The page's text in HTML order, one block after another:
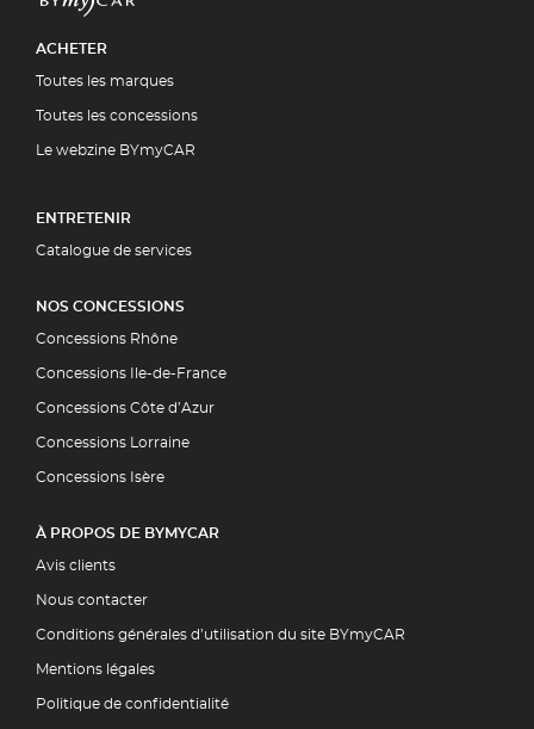
ACHETER
Toutes les marques
Toutes les concessions
Le webzine BYmyCAR
ENTRETENIR
Catalogue de services
NOS CONCESSIONS
Concessions Rhône
Concessions Ile-de-France
Concessions Côte d’Azur
Concessions Lorraine
Concessions Isère
À PROPOS DE BYMYCAR
Avis clients
Nous contacter
Conditions générales d’utilisation du site BYmyCAR
Mentions légales
Politique de confidentialité